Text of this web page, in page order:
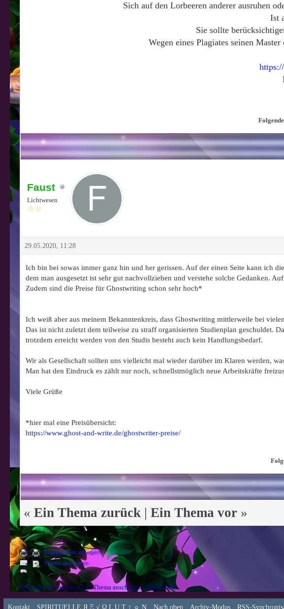
Sich auf den Lorbeeren anderer ausruhen
Ist
Sie sollte
Wegen eines Plagiates seinen
Faust
Lichtwesen
29.05.2020, 11:28
Ich bin bei sowas immer ganz hin und her gerissen. Auf der einen Seite kann ich
dem man ausgesetzt ist sehr gut nachvollziehen und verstehe solche Gedanken.
Zudem sind die Preise für Ghostwriting schon sehr hoch*
Ich weiß aber aus meinem Bekanntenkreis, dass Ghostwriting mittlerweile bei
Das ist nicht zuletzt dem teilweise zu straff organisierten Studienplan geschuldet.
trotzdem erreicht werden von den Studis besteht auch kein Handlungsbedarf.
Wir als Gesellschaft sollten uns vielleicht mal wieder darüber im Klaren werden,
Man hat den Eindruck es zählt nur noch, schnellstmöglich neue Arbeitskräfte
Viele Grüße
*hier mal eine Preisübersicht:
https://www.ghost-and-write.de/ghostwriter-preise/
« Ein Thema zurück | Ein Thema vor »
Druckversion anzeigen
Thema abonnieren
Benutzer, die gerade dieses Thema anschauen: 1 Gast/Gäste
Kontakt SPIRITUELLE Я Ξ √ Ω L U T ↑ ☼ N Nach oben Archiv-Modus RSS-